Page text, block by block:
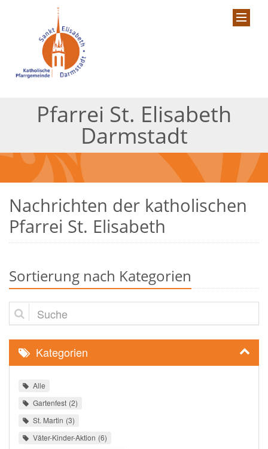
Pfarrei St. Elisabeth
Darmstadt
Nachrichten der katholischen
Pfarrei St. Elisabeth
Sortierung nach Kategorien
Suche
Kategorien
Alle
Gartenfest 2
St. Martin 3
Väter-Kinder-Aktion 6